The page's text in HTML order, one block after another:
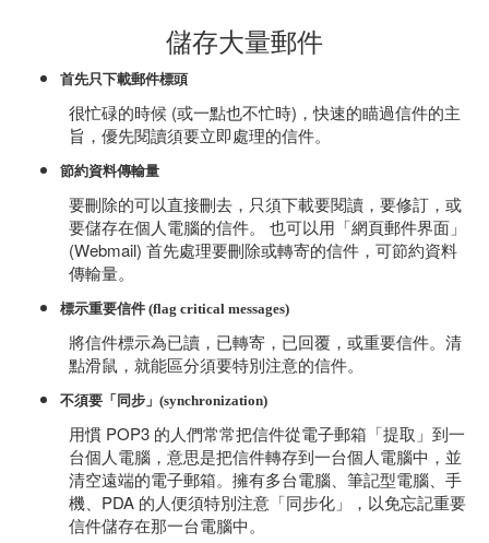
儲存大量郵件
首先只下載郵件標頭
很忙碌的時候 (或一點也不忙時)，快速的瞄過信件的主
旨，優先閱讀須要立即處理的信件。
節約資料傳輸量
要刪除的可以直接刪去，只須下載要閱讀，要修訂，或
要儲存在個人電腦的信件。 也可以用「網頁郵件界面」
(Webmail) 首先處理要刪除或轉寄的信件，可節約資料
傳輸量。
標示重要信件 (flag critical messages)
將信件標示為已讀，已轉寄，已回覆，或重要信件。清
點滑鼠，就能區分須要特別注意的信件。
不須要「同步」(synchronization)
用慣 POP3 的人們常常把信件從電子郵箱「提取」到一
台個人電腦，意思是把信件轉存到一台個人電腦中，並
清空遠端的電子郵箱。擁有多台電腦、筆記型電腦、手
機、PDA 的人便須特別注意「同步化」，以免忘記重要
信件儲存在那一台電腦中。